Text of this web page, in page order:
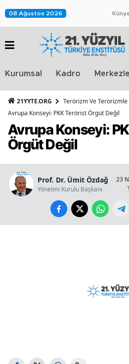
08 Ağustos 2026
Kurumsal Kadro
21YYTE.ORG
Terörizm Ve
Avrupa Konseyi: PKK Terörist Örgüt Değil
Avrupa Konseyi:
Örgüt Değil
Prof. Dr. Ümit Özdağ
Yönetim Kurulu Başkanı
23